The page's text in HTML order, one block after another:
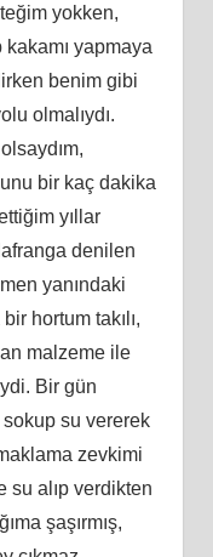
yokken,
kakamı yapmaya
benim gibi
olmalıydı.
bir kaç dakika
yıllar
denilen
yanındaki
hortum takılı,
malzeme ile
Bir gün
sokup su vererek
zevkimi
su alıp verdikten
şaşırmış,